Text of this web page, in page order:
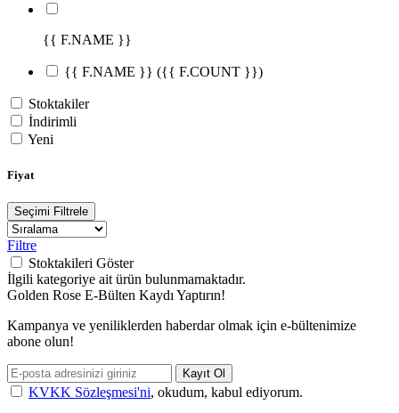
{{ F.NAME }}
{{ F.NAME }} ({{ F.COUNT }})
Stoktakiler
İndirimli
Yeni
Fiyat
Seçimi Filtrele
Filtre
Stoktakileri Göster
İlgili kategoriye ait ürün bulunmamaktadır.
Golden Rose E-Bülten Kaydı Yaptırın!
Kampanya ve yeniliklerden haberdar olmak için e-bültenimize
abone olun!
Kayıt Ol
KVKK Sözleşmesi'ni, okudum, kabul ediyorum.